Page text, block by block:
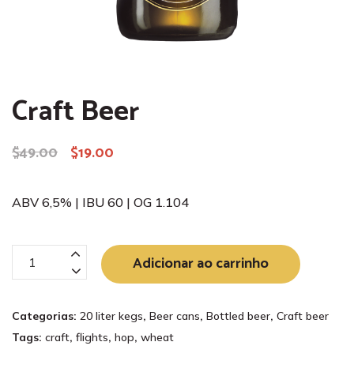
Craft Beer
$49.00
O
original
$19.00
atual
ABV 6,5% | IBU 60 | OG 1.104
Craft
Beer
Adicionar ao carrinho
Categorias: 20 liter kegs, Beer cans, Bottled beer, Craft beer
Tags: craft, flights, hop, wheat